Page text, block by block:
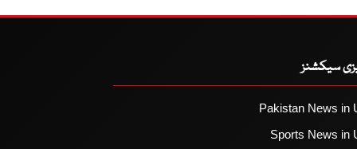
سیکشنز
Pakistan News in
Sports News in